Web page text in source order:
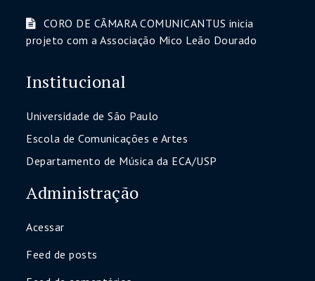
CORO DE CÂMARA COMUNICANTUS inicia
projeto com a Associação Mico Leão Dourado
Institucional
Universidade de São Paulo
Escola de Comunicações e Artes
Departamento de Música da ECA/USP
Administração
Acessar
Feed de posts